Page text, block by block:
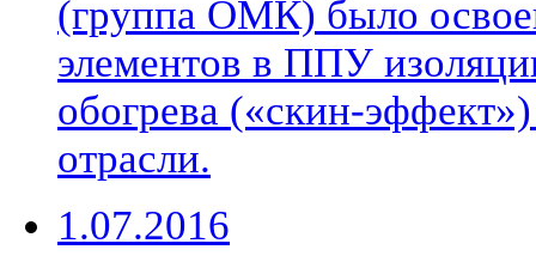
(группа ОМК) было
элементов в ППУ
обогрева («скин-
отрасли.
1.07.2016